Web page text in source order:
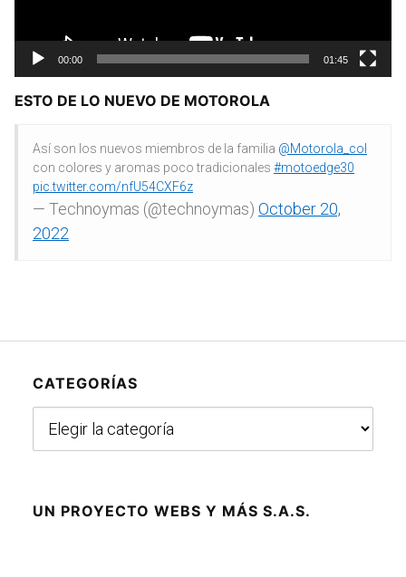
00:00 01:45
ESTO DE LO NUEVO DE MOTOROLA
Así son los nuevos miembros de la familia @Motorola_col
con colores y aromas poco tradicionales #motoedge30
pic.twitter.com/nfU54CXF6z
— Technoymas (@technoymas) October 20,
2022
CATEGORÍAS
UN PROYECTO WEBS Y MÁS S.A.S.